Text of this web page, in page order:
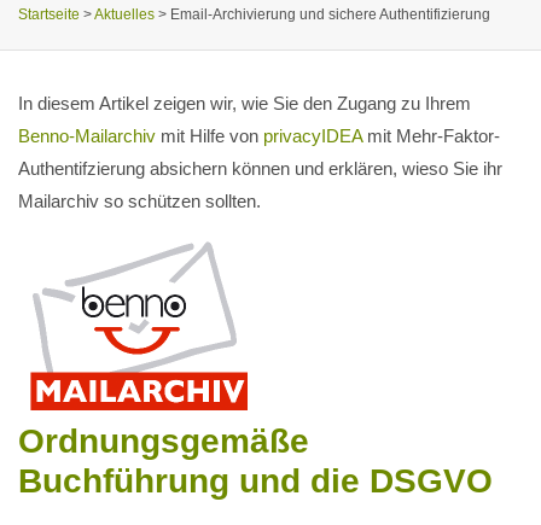
Startseite >Aktuelles > Email-Archivierung und sichere Authentifizierung
In diesem Artikel zeigen wir, wie Sie den Zugang zu Ihrem
Benno-Mailarchiv mit Hilfe von privacyIDEAmit Mehr-Faktor-
Authentifzierung absichern können und erklären, wieso Sie ihr
Mailarchiv so schützen sollten.
Ordnungsgemäße
Buchführung und die DSGVO